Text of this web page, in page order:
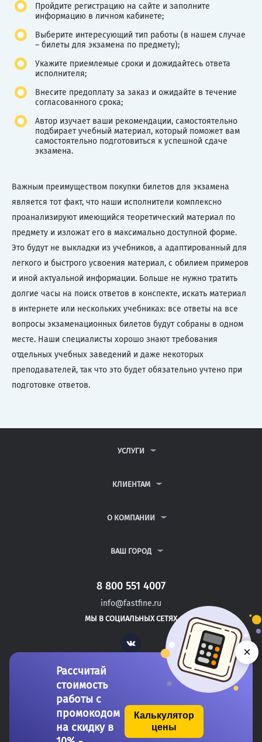
Пройдите регистрацию на сайте и заполните
информацию в личном кабинете;
Выберите интересующий тип работы (в нашем случае
– билеты для экзамена по предмету);
Укажите приемлемые сроки и дожидайтесь ответа
исполнителя;
Внесите предоплату за заказ и ожидайте в течение
согласованного срока;
Автор изучает ваши рекомендации, самостоятельно
подбирает учебный материал, который поможет вам
самостоятельно подготовиться к успешной сдаче
экзамена.
Важным преимуществом покупки билетов для экзамена
является тот факт, что наши исполнители комплексно
проанализируют имеющийся теоретический материал по
предмету и изложат его в максимально доступной форме.
Это будут не выкладки из учебников, а адаптированный для
легкого и быстрого усвоения материал, с обилием примеров
и иной актуальной информации. Больше не нужно тратить
долгие часы на поиск ответов в конспекте, искать материал
в интернете или нескольких учебниках: все ответы на все
вопросы экзаменационных билетов будут собраны в одном
месте. Наши специалисты хорошо знают требования
отдельных учебных заведений и даже некоторых
преподавателей, так что это будет обязательно учтено при
подготовке ответов.
УСЛУГИ
ДИПЛОМНЫЕ РАБОТЫ
РЕФЕРАТЫ
КЛИЕНТАМ
ВОПРОСЫ И ОТВЕТЫ
ПОЛИТИКА КОНФИДЕНЦИАЛЬНОСТИ
О КОМПАНИИ
КОНТАКТЫ
ВАШ ГОРОД
САНКТ-ПЕТЕРБУРГ
НОВОВОРОНЕЖ
ЗАРЕЧНЫЙ
8 800 551 4007
info@fastfine.ru
МЫ В СОЦИАЛЬНЫХ СЕТЯХ
Vk
Copyright 2011-2026 FastFine.ru
Рассчитай
стоимость
работы с
промокодом
на скидку в
Калькулятор
цены
×